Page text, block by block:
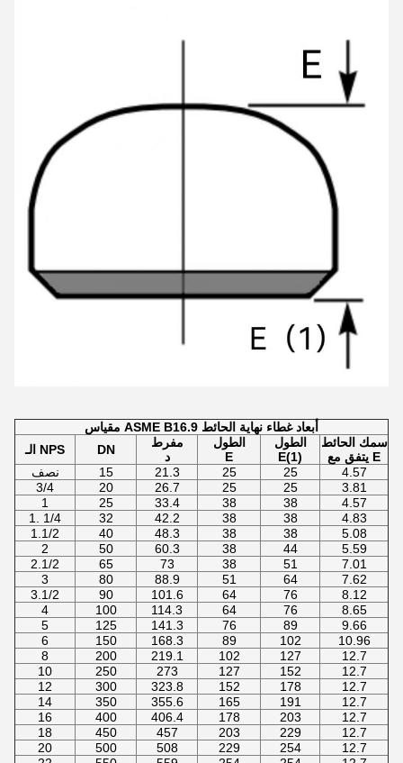
مقياس ASME B16.9 أبعاد غطاء نهاية الحائط
الـ NPS
DN
مفرط
د
الطول
E
الطول
E(1)
سمك الحائط
يتفق مع E
نصف
15 21.3 25 25
4.57
3/4
20 26.7 25 25
3.81
1
25 33.4 38 38
4.57
1. 1/4
32 42.2 38 38
4.83
1.1/2
40 48.3 38 38
5.08
2
50 60.3 38 44
5.59
2.1/2
65 73 38 51
7.01
3
80 88.9 51 64
7.62
3.1/2
90 101.6 64 76
8.12
4
100 114.3 64 76
8.65
5
125 141.3 76 89
9.66
6
150 168.3 89 102
10.96
8
200 219.1 102 127
12.7
10
250 273 127 152
12.7
12
300 323.8 152 178
12.7
14
350 355.6 165 191
12.7
16
400 406.4 178 203
12.7
18
450 457 203 229
12.7
20
500 508 229 254
12.7